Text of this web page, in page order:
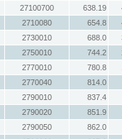
27100700 638.19
2710080 654.8
2730010 688.0
2750010 744.2
2770010 780.8
2770040
814.0
2790010
837.4
2790020
851.9
2790050
862.0